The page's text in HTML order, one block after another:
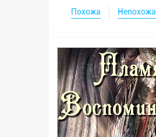
Похожа Непохожа